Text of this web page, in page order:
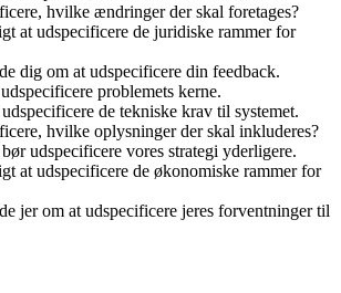
hvilke ændringer der skal foretages?
at udspecificere de juridiske rammer for
dig om at udspecificere din feedback.
problemets kerne.
de tekniske krav til systemet.
hvilke oplysninger der skal inkluderes?
udspecificere vores strategi yderligere.
at udspecificere de økonomiske rammer for
jer om at udspecificere jeres forventninger til